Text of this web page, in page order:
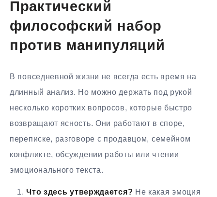
Практический
философский набор
против манипуляций
В повседневной жизни не всегда есть время на
длинный анализ. Но можно держать под рукой
несколько коротких вопросов, которые быстро
возвращают ясность. Они работают в споре,
переписке, разговоре с продавцом, семейном
конфликте, обсуждении работы или чтении
эмоционального текста.
Что здесь утверждается? Не какая эмоция